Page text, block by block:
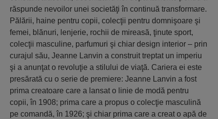
răspunde nevoilor unei societăţi în continuă transformare.
Pălării, haine pentru copii, colecţii pentru domnişoare şi
femei, blănuri, lenjerie, rochii de mireasă, ţinute sport,
colecţii masculine, parfumuri şi chiar design interior – prin
curajul său, Jeanne Lanvin a construit treptat un imperiu
şi a anunţat o revoluţie a stilului de viaţă. Cariera ei este
presărată cu o serie de premiere: Jeanne Lanvin a fost
prima creatoare care a lansat o linie de modă pentru
copii, în 1908; prima care a propus o colecţie masculină
pe comandă, în 1926; şi chiar prima care a creat o apă de